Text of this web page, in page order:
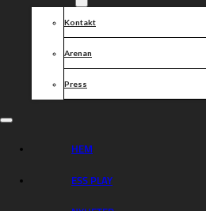
Kontakt
Arenan
Press
HEM
ESS PLAY